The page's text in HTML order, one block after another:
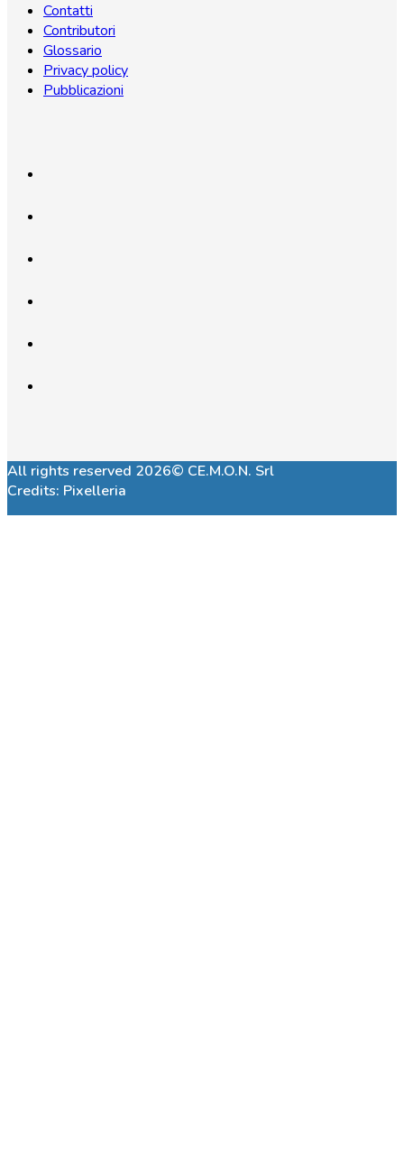
Contatti
Contributori
Glossario
Privacy policy
Pubblicazioni
All rights reserved 2026© CE.M.O.N. Srl
Credits: Pixelleria